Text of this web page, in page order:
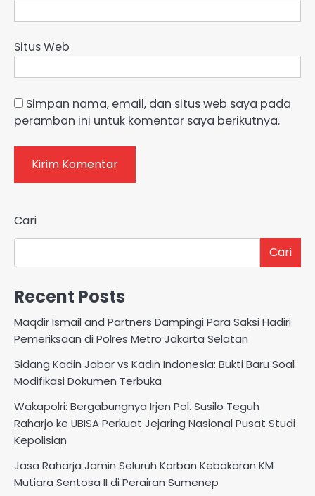
Situs Web
Simpan nama, email, dan situs web saya pada
peramban ini untuk komentar saya berikutnya.
Cari
Cari
Recent Posts
Maqdir Ismail and Partners Dampingi Para Saksi Hadiri
Pemeriksaan di Polres Metro Jakarta Selatan
Sidang Kadin Jabar vs Kadin Indonesia: Bukti Baru Soal
Modifikasi Dokumen Terbuka
Wakapolri: Bergabungnya Irjen Pol. Susilo Teguh
Raharjo ke UBISA Perkuat Jejaring Nasional Pusat Studi
Kepolisian
Jasa Raharja Jamin Seluruh Korban Kebakaran KM
Mutiara Sentosa II di Perairan Sumenep